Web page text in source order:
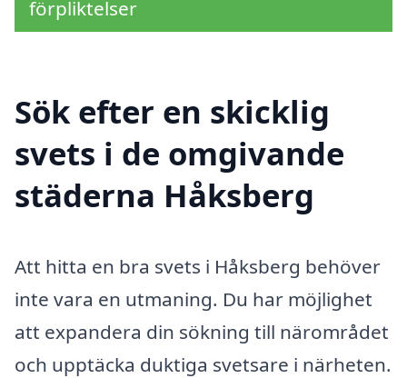
förpliktelser
Sök efter en skicklig
svets i de omgivande
städerna Håksberg
Att hitta en bra svets i Håksberg behöver
inte vara en utmaning. Du har möjlighet
att expandera din sökning till närområdet
och upptäcka duktiga svetsare i närheten.